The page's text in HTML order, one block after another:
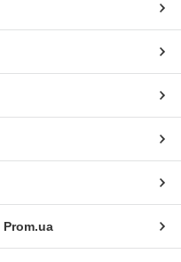
Prom.ua